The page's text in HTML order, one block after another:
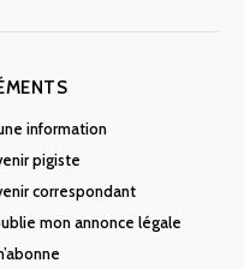
une information
pigiste
correspondant
mon annonce légale